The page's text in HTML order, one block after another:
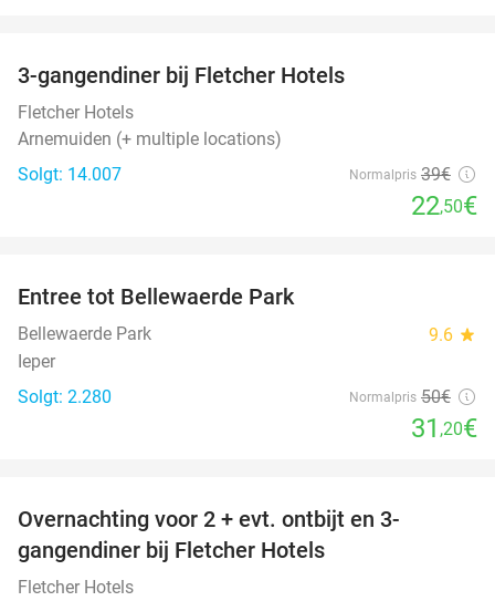
3-gangendiner bij Fletcher Hotels
Fletcher Hotels
Arnemuiden (+ multiple locations)
Solgt: 14.007
Normalpris 39€
22,50€
Entree tot Bellewaerde Park
Bellewaerde Park 9.6 star
Ieper
Solgt: 2.280
Normalpris 50€
31 ,20€
Overnachting voor 2 + evt. ontbijt en 3-
gangendiner bij Fletcher Hotels
Fletcher Hotels